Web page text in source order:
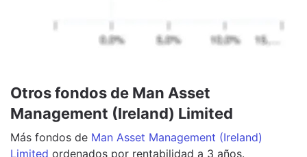
Otros fondos de Man Asset
Management (Ireland) Limited
Más fondos de Man Asset Management (Ireland)
Limited ordenados por rentabilidad a 3 años.